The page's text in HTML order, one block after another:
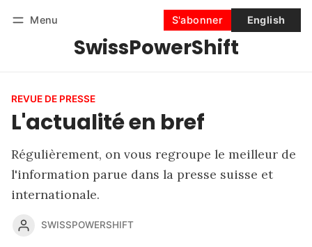
Menu
SwissPowerShift
S'abonner English
Se connecter S'abonner
REVUE DE PRESSE
L'actualité en bref
Régulièrement, on vous regroupe le meilleur de
l'information parue dans la presse suisse et
internationale.
SWISSPOWERSHIFT